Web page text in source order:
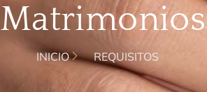
Matrimonios
INICIO REQUISITOS